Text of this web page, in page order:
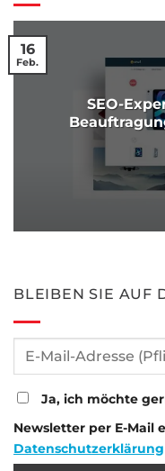
SEO-
16
Feb.
BLEIBEN SIE AUF
Ja, ich möchte
Newsletter per E-Mail
Datenschutzerklärung